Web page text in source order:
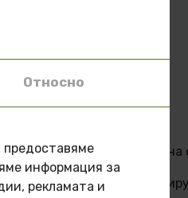
традиционната медицина
срещу бактерии,
Относно
предоставяме
информация за
рекламата и